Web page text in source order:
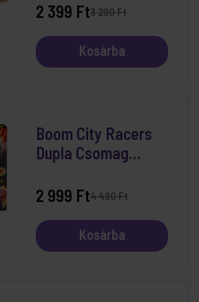
3 290 Ft
2 399 Ft
Kosárba
Boom City Racers
Dupla Csomag
4 490 Ft
2 999 Ft
Kosárba